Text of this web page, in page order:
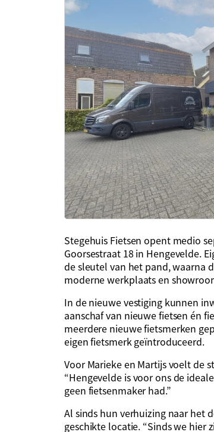
Stegehuis Fietsen opent medio
Goorsestraat 18 in Hengevelde.
de sleutel van het pand, waarna
moderne werkplaats en
In de nieuwe vestiging kunnen
aanschaf van nieuwe fietsen én
meerdere nieuwe fietsmerken
eigen fietsmerk geïntroduceerd.
Voor Marieke en Martijs voelt de
“Hengevelde is voor ons de
geen fietsenmaker had.”
Al sinds hun verhuizing naar het
geschikte locatie. “Sinds we hier